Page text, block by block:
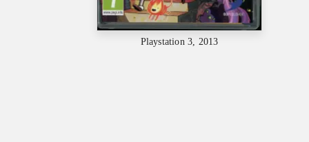
Playstation 3, 2013